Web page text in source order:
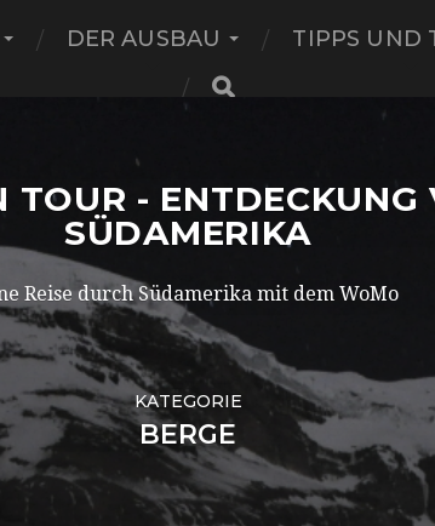
DER AUSBAU TIPPS UND
TOUR - ENTDECKUNG
SÜDAMERIKA
Reise durch Südamerika mit dem WoMo
KATEGORIE
BERGE